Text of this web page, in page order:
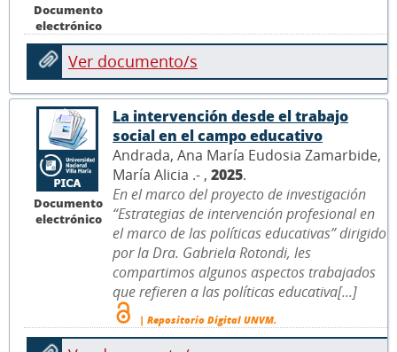
Documento
electrónico
Ver documento/s
Documento
electrónico
La intervención desde el trabajo
social en el campo educativo
Andrada, Ana María Eudosia Zamarbide,
María Alicia .- , 2025.
En el marco del proyecto de investigación
“Estrategias de intervención profesional en
el marco de las políticas educativas” dirigido
por la Dra. Gabriela Rotondi, les
compartimos algunos aspectos trabajados
que refieren a las políticas educativa[...]
| Repositorio Digital UNVM.